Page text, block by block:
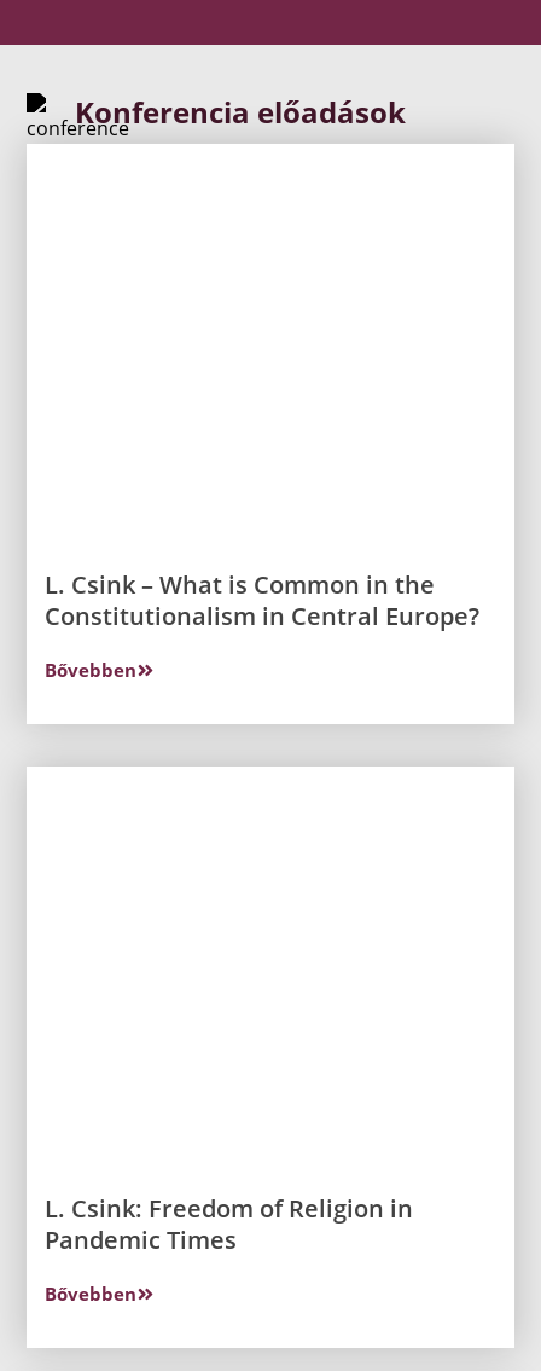
Konferencia előadások
L. Csink – What is Common in the
Constitutionalism in Central Europe?
Bővebben
L. Csink: Freedom of Religion in
Pandemic Times
Bővebben